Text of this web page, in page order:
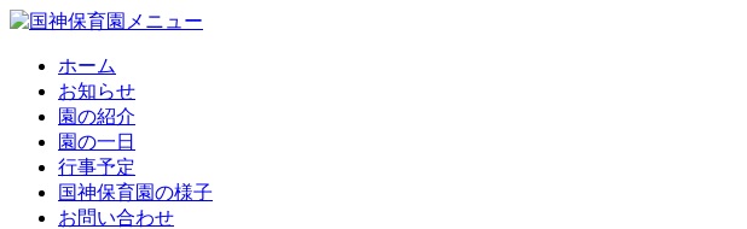
ホーム
お知らせ
園の紹介
園の一日
行事予定
国神保育園の様子
お問い合わせ